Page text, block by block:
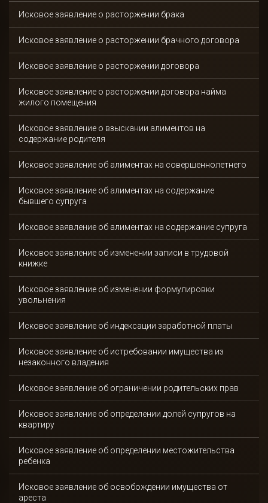
Исковое заявление о расторжении брака
Исковое заявление о расторжении брачного договора
Исковое заявление о расторжении договора
Исковое заявление о расторжении договора найма
жилого помещения
Исковое заявление о взыскании алиментов на
содержание родителя
Исковое заявление об алиментах на совершеннолетнего
Исковое заявление об алиментах на содержание
бывшего супруга
Исковое заявление об алиментах на содержание супруга
Исковое заявление об изменении записи в трудовой
книжке
Исковое заявление об изменении формулировки
увольнения
Исковое заявление об индексации заработной платы
Исковое заявление об истребовании имущества из
незаконного владения
Исковое заявление об ограничении родительских прав
Исковое заявление об определении долей супругов на
квартиру
Исковое заявление об определении местожительства
ребенка
Исковое заявление об освобождении имущества от
ареста